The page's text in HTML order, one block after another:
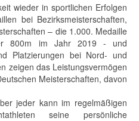
wieder in sportlichen Erfolgen
bei Bezirksmeisterschaften,
– die 1.000. Medaille
800m im Jahr 2019 - und
Platzierungen bei Nord- und
zeigen das Leistungsvermögen
Meisterschaften, davon
jeder kann im regelmäßigen
seine persönliche